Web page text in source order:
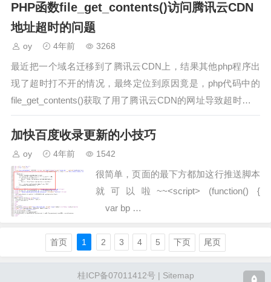
PHP函数file_get_contents()访问腾讯云CDN
地址超时的问题
oy 4年前 3268
最近把一个域名迁移到了腾讯云CDN上，结果其他php程序出
现了超时打不开的情况，最终定位到原因竟是，php代码中的
file_get_contents()获取了用了腾讯云CDN的网址导致超时。复
现该问题…
加快百度收录更新的小技巧
oy 4年前 1542
很简单，页面的最下方都加这行推送脚本
就可以啦~~<script> (function() {
var bp …
首页 1 2 3 4 5 下页 尾页
桂ICP备07011412号| Sitemap